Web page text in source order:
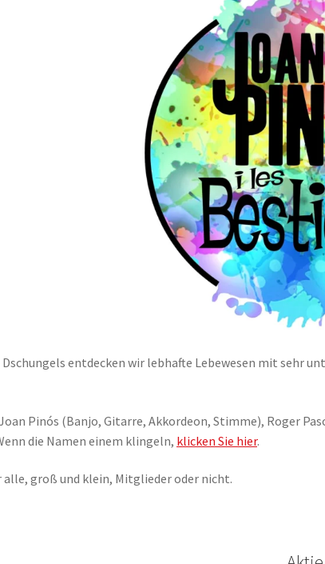
Dschungels entdecken wir lebhafte Lebewesen mit sehr
Pinós (Banjo, Gitarre, Akkordeon, Stimme), Roger
die Namen einem klingeln, klicken Sie hier.
alle, groß und klein, Mitglieder oder nicht.